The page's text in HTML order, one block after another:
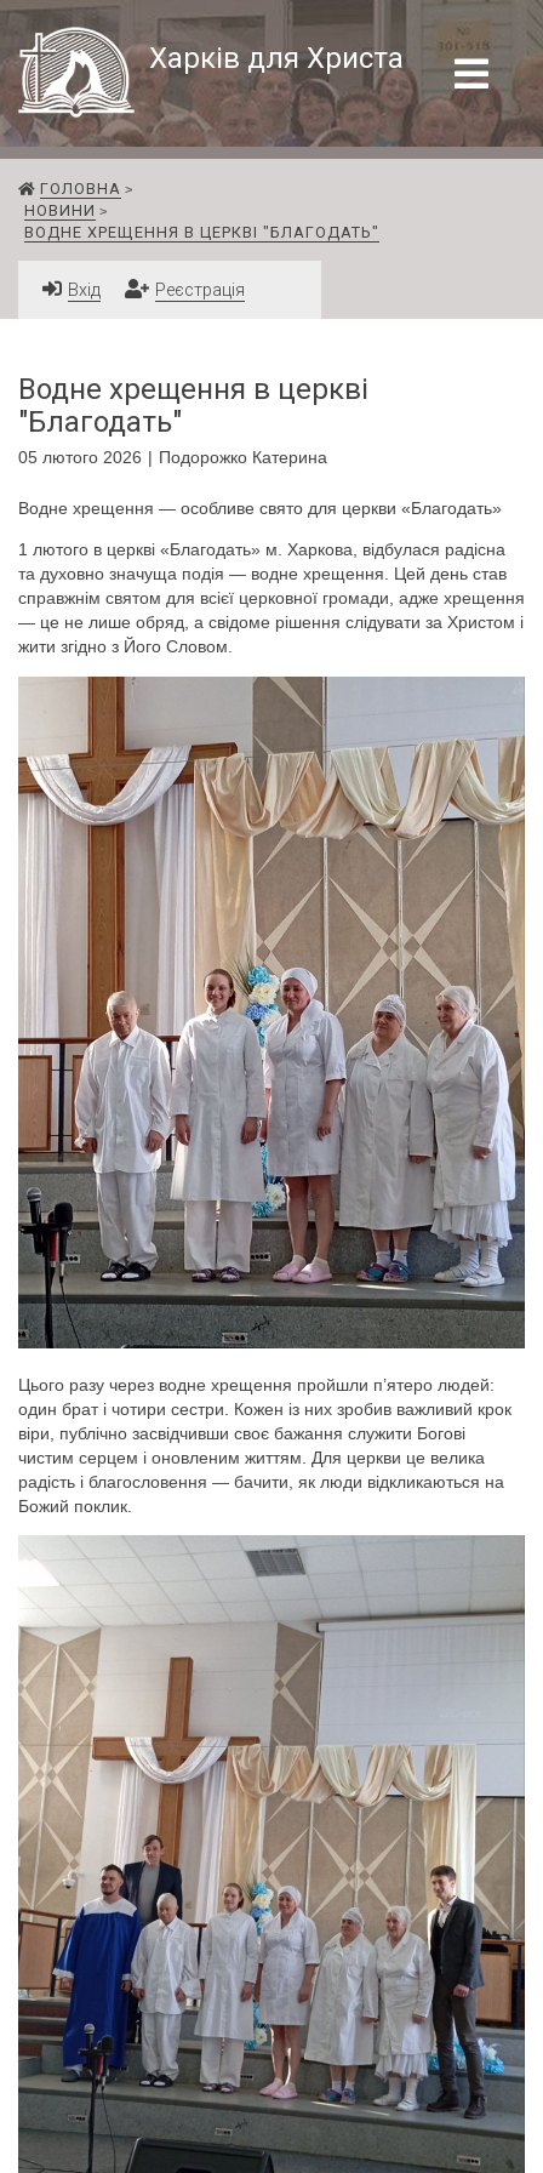
Харків для Христа
ГОЛОВНА
НОВИНИ
ВОДНЕ ХРЕЩЕННЯ В ЦЕРКВІ "БЛАГОДАТЬ"
Вхід Реєстрація
Водне хрещення в церкві
"Благодать"
05 лютого 2026 Подорожко Катерина
Водне хрещення — особливе свято для церкви «Благодать»
1 лютого в церкві «Благодать» м. Харкова, відбулася радісна
та духовно значуща подія — водне хрещення. Цей день став
справжнім святом для всієї церковної громади, адже хрещення
— це не лише обряд, а свідоме рішення слідувати за Христом і
жити згідно з Його Словом.
Цього разу через водне хрещення пройшли п’ятеро людей:
один брат і чотири сестри. Кожен із них зробив важливий крок
віри, публічно засвідчивши своє бажання служити Богові
чистим серцем і оновленим життям. Для церкви це велика
радість і благословення — бачити, як люди відкликаються на
Божий поклик.